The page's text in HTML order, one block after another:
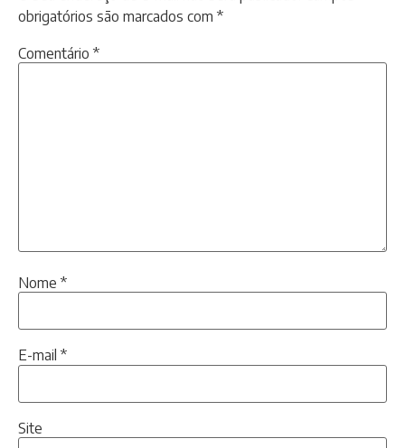
obrigatórios são marcados com *
Comentário *
Nome *
E-mail *
Site